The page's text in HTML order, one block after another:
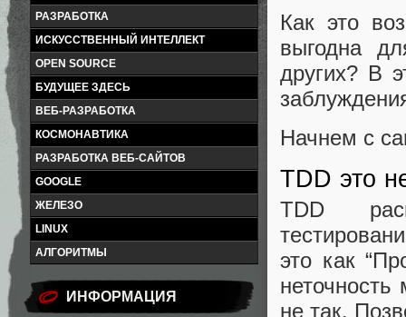
РАЗРАБОТКА
ИСКУССТВЕННЫЙ ИНТЕЛЛЕКТ
OPEN SOURCE
БУДУЩЕЕ ЗДЕСЬ
ВЕБ-РАЗРАБОТКА
КОСМОНАВТИКА
РАЗРАБОТКА ВЕБ-САЙТОВ
GOOGLE
ЖЕЛЕЗО
LINUX
АЛГОРИТМЫ
ИНФОРМАЦИЯ
Как это
выгодна
других? В
Начнем с
TDD это
TDD
это как
не так.